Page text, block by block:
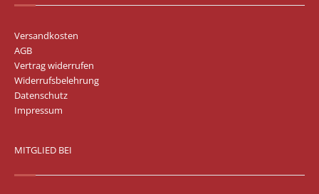
Versandkosten
AGB
Vertrag widerrufen
Widerrufsbelehrung
Datenschutz
Impressum
MITGLIED BEI